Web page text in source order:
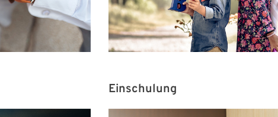
Einschulung